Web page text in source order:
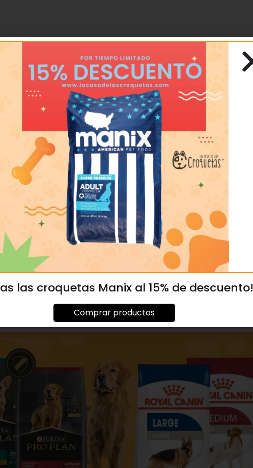
Gato Senior
MXN 624.00
opciones
Full Life Gatitos
MXN184.44
Añadir al carrito
las croquetas Manix al 15% de descuento!
Comprar productos